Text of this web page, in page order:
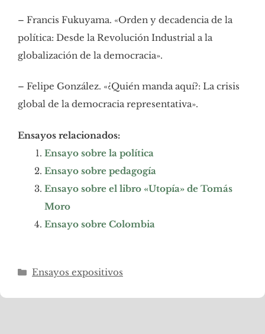
– Francis Fukuyama. «Orden y decadencia de la
política: Desde la Revolución Industrial a la
globalización de la democracia».
– Felipe González. «¿Quién manda aquí?: La crisis
global de la democracia representativa».
Ensayos relacionados:
Ensayo sobre la política
Ensayo sobre pedagogía
Ensayo sobre el libro «Utopía» de Tomás
Moro
Ensayo sobre Colombia
Categorías
Ensayos expositivos